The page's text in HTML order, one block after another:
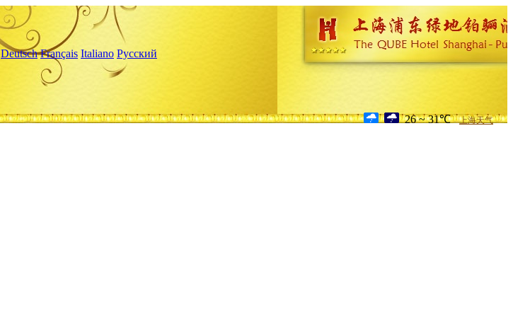
Deutsch Français Italiano Русский
26 ~ 31℃ 上海天气